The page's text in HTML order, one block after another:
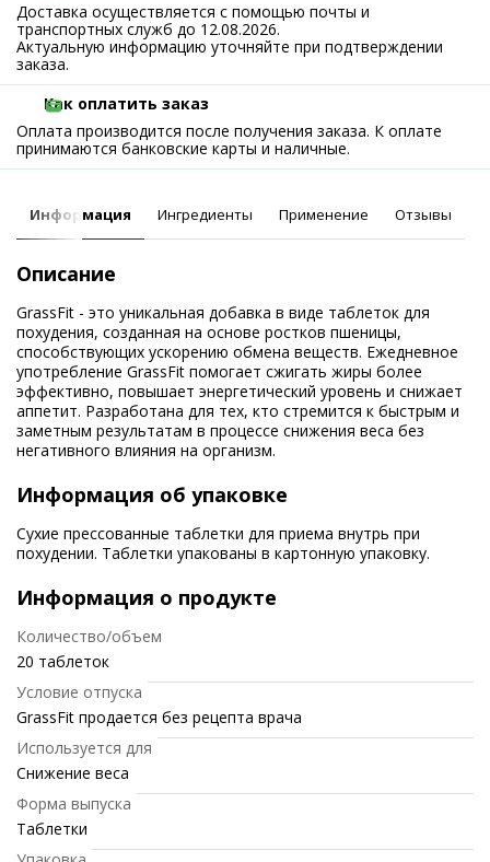
Доставка осуществляется с помощью почты и
транспортных служб до 12.08.2026.
Актуальную информацию уточняйте при подтверждении
заказа.
Как оплатить заказ
Оплата производится после получения заказа. К оплате
принимаются банковские карты и наличные.
Информация Ингредиенты Применение Отзывы
Описание
GrassFit - это уникальная добавка в виде таблеток для
похудения, созданная на основе ростков пшеницы,
способствующих ускорению обмена веществ. Ежедневное
употребление GrassFit помогает сжигать жиры более
эффективно, повышает энергетический уровень и снижает
аппетит. Разработана для тех, кто стремится к быстрым и
заметным результатам в процессе снижения веса без
негативного влияния на организм.
Информация об упаковке
Сухие прессованные таблетки для приема внутрь при
похудении. Таблетки упакованы в картонную упаковку.
Информация о продукте
Количество/объем
20 таблеток
Условие отпуска
GrassFit продается без рецепта врача
Используется для
Снижение веса
Форма выпуска
Таблетки